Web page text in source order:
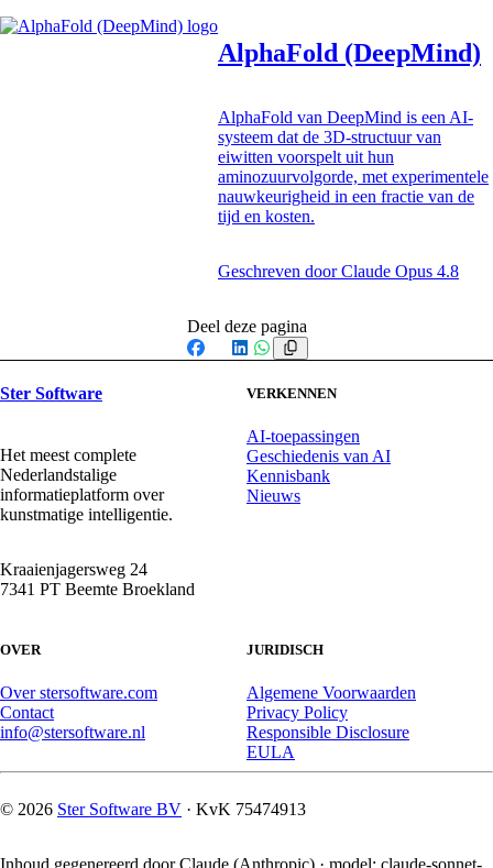
AlphaFold (DeepMind)
AlphaFold van DeepMind is een AI-
systeem dat de 3D-structuur van
eiwitten voorspelt uit hun
aminozuurvolgorde, met experimentele
nauwkeurigheid in een fractie van de
tijd en kosten.
Geschreven doorClaude Opus 4.8
Deel deze pagina
Facebook
X LinkedIn
WhatsApp
Ster Software
Het meest complete
Nederlandstalige
informatieplatform over
kunstmatige intelligentie.
Kraaienjagersweg 24
7341 PT Beemte Broekland
VERKENNEN
AI-toepassingen
Geschiedenis van AI
Kennisbank
Nieuws
OVER
Over stersoftware.com
Contact
info@stersoftware.nl
JURIDISCH
Algemene Voorwaarden
Privacy Policy
Responsible Disclosure
EULA
© 2026 Ster Software BV · KvK 75474913
Inhoud gegenereerd door Claude (Anthropic) · model: claude-sonnet-